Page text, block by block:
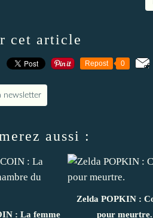
cet article
Repost 0
newsletter
aussi :
: La femme
Zelda POPKIN :
pour meurtre.